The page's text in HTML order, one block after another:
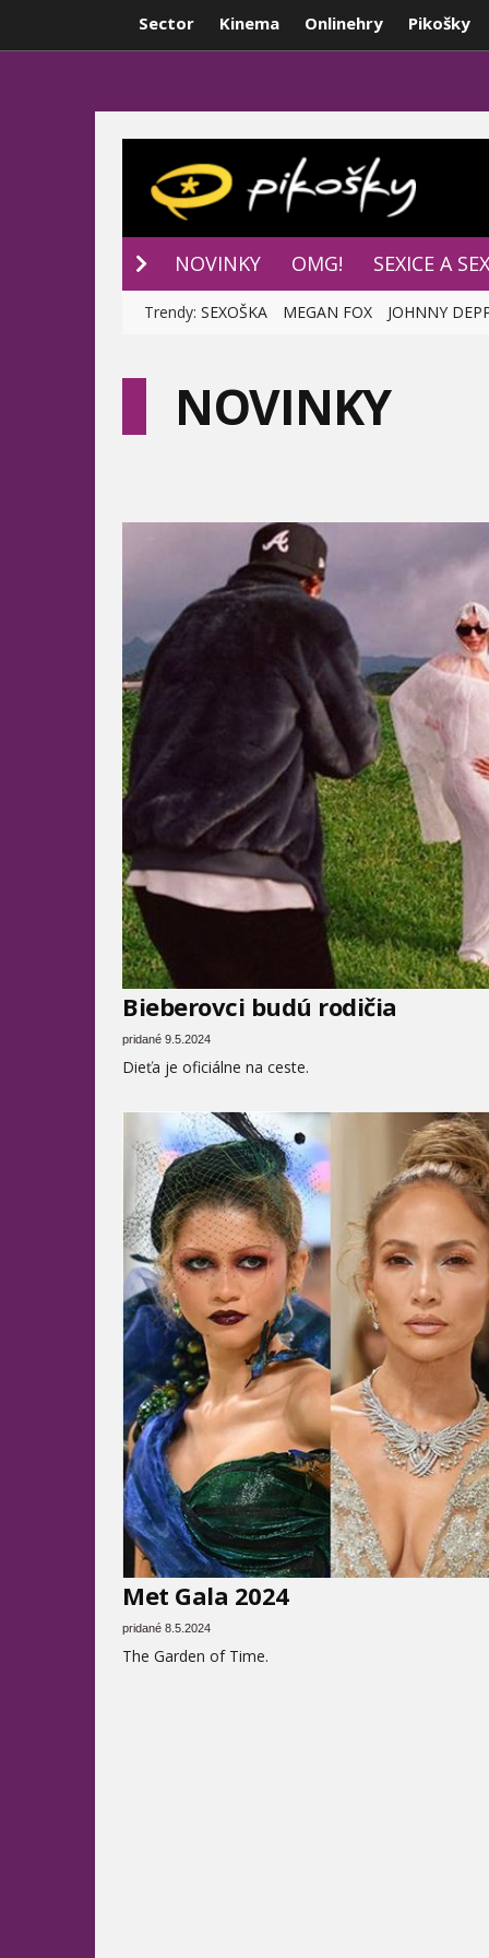
Sector Kinema Onlinehry Pikošky
NOVINKY OMG! SEXICE A
Trendy: SEXOŠKA MEGAN FOX JOHNNY
NOVINKY
Bieberovci budú rodičia
pridané 9.5.2024
Dieťa je oficiálne na ceste.
Met Gala 2024
pridané 8.5.2024
The Garden of Time.